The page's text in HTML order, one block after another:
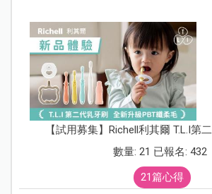
【試用募集】Richell利其爾 T.L.I第
數量: 21 已報名: 432
21篇心得